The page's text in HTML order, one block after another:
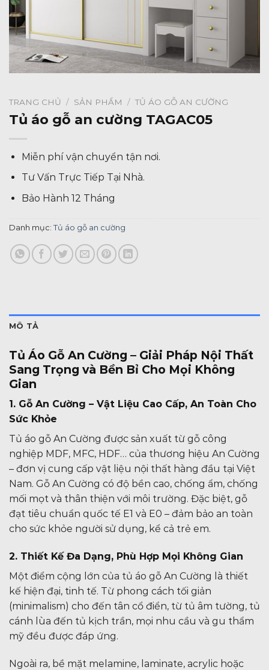
TRANG CHỦ / SẢN PHẨM / TỦ ÁO GỖ AN CƯỜNG
Tủ áo gỗ an cường TAGAC05
Miễn phí vận chuyển tận nơi.
Tư Vấn Trực Tiếp Tại Nhà.
Bảo Hành 12 Tháng
Danh mục: Tủ áo gỗ an cường
MÔ TẢ
Tủ Áo Gỗ An Cường – Giải Pháp Nội Thất
Sang Trọng và Bền Bỉ Cho Mọi Không
Gian
1. Gỗ An Cường – Vật Liệu Cao Cấp, An Toàn Cho
Sức Khỏe
Tủ áo gỗ An Cường được sản xuất từ gỗ công
nghiệp MDF, MFC, HDF… của thương hiệu An Cường
– đơn vị cung cấp vật liệu nội thất hàng đầu tại Việt
Nam. Gỗ An Cường có độ bền cao, chống ẩm, chống
mối mọt và thân thiện với môi trường. Đặc biệt, gỗ
đạt tiêu chuẩn quốc tế E1 và E0 – đảm bảo an toàn
cho sức khỏe người sử dụng, kể cả trẻ em.
2. Thiết Kế Đa Dạng, Phù Hợp Mọi Không Gian
Một điểm cộng lớn của tủ áo gỗ An Cường là thiết
kế hiện đại, tinh tế. Từ phong cách tối giản
(minimalism) cho đến tân cổ điển, từ tủ âm tường, tủ
cánh lùa đến tủ kịch trần, mọi nhu cầu và gu thẩm
mỹ đều được đáp ứng.
Ngoài ra, bề mặt melamine, laminate, acrylic hoặc